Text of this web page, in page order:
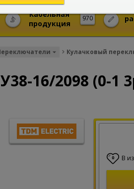
970
Кабельная
продукция
Кулачковый
16/2098 (0-1
0 В